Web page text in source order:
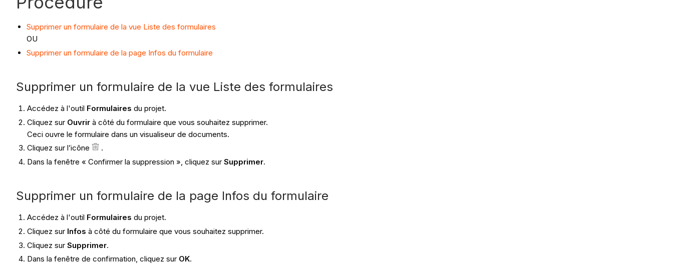
Supprimer un formulaire de la vue Liste des formulaires
OU
Supprimer un formulaire de la page Infos du formulaire
Supprimer un formulaire de la vue Liste des formulaires
Accédez à l'outil Formulaires du projet.
Cliquez sur Ouvrir à côté du formulaire que vous souhaitez supprimer.
Ceci ouvre le formulaire dans un visualiseur de documents.
Cliquez sur l’icône
.
Dans la fenêtre « Confirmer la suppression », cliquez surSupprimer.
Supprimer un formulaire de la page Infos du formulaire
Accédez à l'outil Formulairesdu projet.
Cliquez sur Infos à côté du formulaire que vous souhaitez supprimer.
Cliquez surSupprimer.
Dans la fenêtre de confirmation, cliquez sur OK.